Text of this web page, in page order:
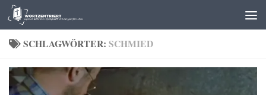
Zum Inhalt springen
SCHLAGWÖRTER: SCHMIED